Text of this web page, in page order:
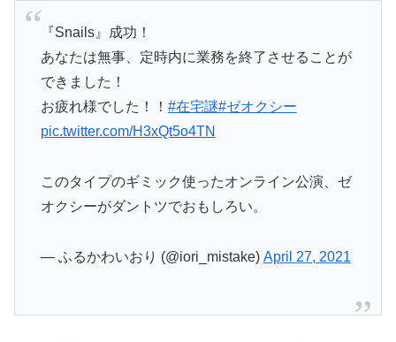
『Snails』成功！
あなたは無事、定時内に業務を終了させることが
できました！
お疲れ様でした！！ #在宅謎#ゼオクシー
pic.twitter.com/H3xQt5o4TN
このタイプのギミック使ったオンライン公演、ゼ
オクシーがダントツでおもしろい。
— ふるかわいおり (@iori_mistake) April 27, 2021